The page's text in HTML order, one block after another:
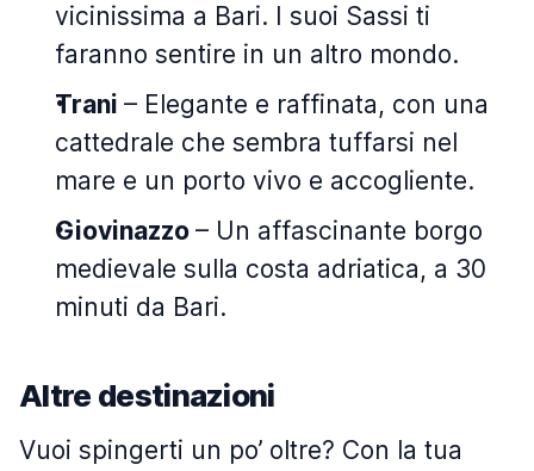
vicinissima a Bari. I suoi Sassi ti
faranno sentire in un altro mondo.
Trani – Elegante e raffinata, con una
cattedrale che sembra tuffarsi nel
mare e un porto vivo e accogliente.
Giovinazzo – Un affascinante borgo
medievale sulla costa adriatica, a 30
minuti da Bari.
Altre destinazioni
Vuoi spingerti un po’ oltre? Con la tua